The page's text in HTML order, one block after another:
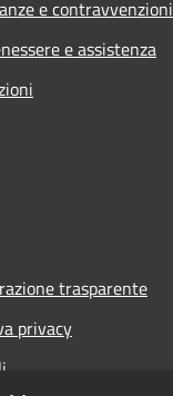
e contravvenzioni
e assistenza
trasparente
privacy